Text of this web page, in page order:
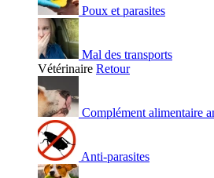
Poux et parasites
Mal des transports
Vétérinaire Retour
Complément alimentaire
Anti-parasites